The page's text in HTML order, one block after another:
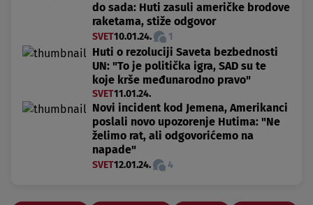
do sada: Huti zasuli američke brodove
raketama, stiže odgovor
SVET10.01.24. 1
Huti o rezoluciji Saveta bezbednosti
UN: "To je politička igra, SAD su te
koje krše međunarodno pravo"
SVET11.01.24.
Novi incident kod Jemena, Amerikanci
poslali novo upozorenje Hutima: "Ne
želimo rat, ali odgovorićemo na
napade"
SVET12.01.24. 4